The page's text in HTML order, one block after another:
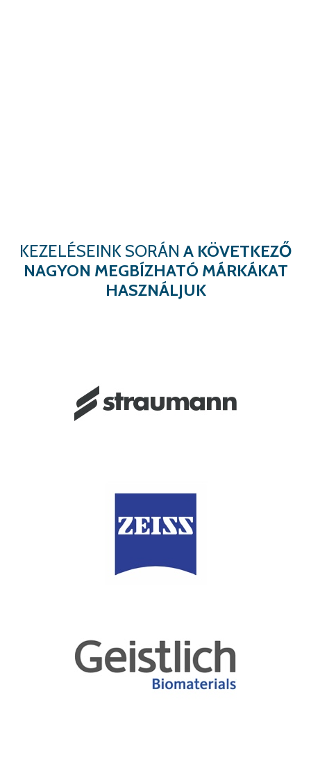
KEZELÉSEINK SORÁN A KÖVETKEZŐ
NAGYON MEGBÍZHATÓ MÁRKÁKAT
HASZNÁLJUK